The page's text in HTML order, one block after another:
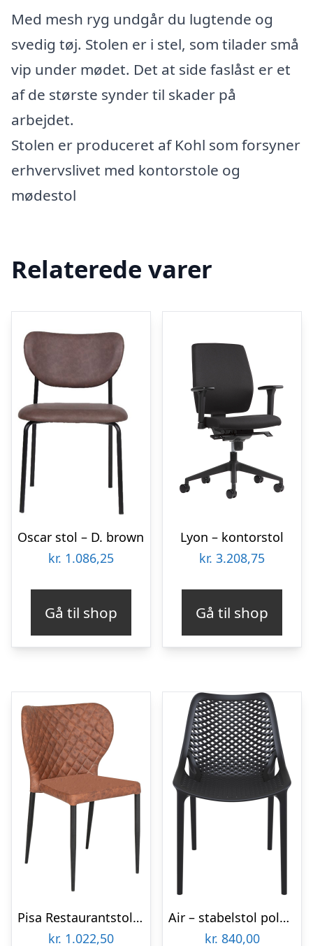
Med mesh ryg undgår du lugtende og
svedig tøj. Stolen er i stel, som tilader små
vip under mødet. Det at side faslåst er et
af de største synder til skader på
arbejdet.
Stolen er produceret af Kohl som forsyner
erhvervslivet med kontorstole og
mødestol
Relaterede varer
Oscar stol – D. brown
kr. 1.086,25
Gå til shop
Lyon – kontorstol
kr. 3.208,75
Gå til shop
Pisa Restaurantstol – Brun
kr. 1.022,50
Air – stabelstol polypropylen – Sort
kr. 840,00